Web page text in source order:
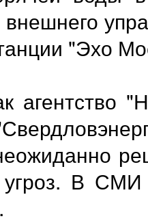
внешнего
"Эхо
агентство
угроз. В